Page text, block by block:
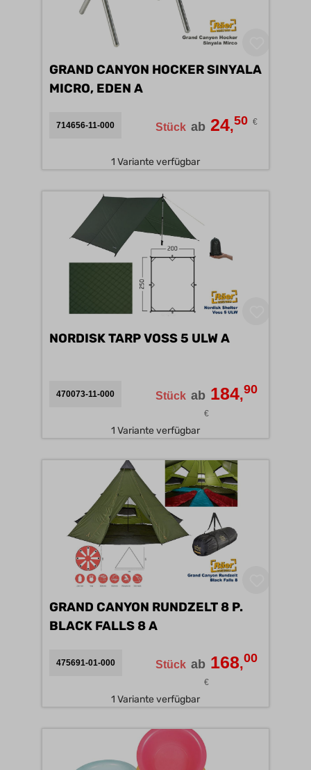
GRAND CANYON HOCKER SINYALA
MICRO, EDEN A
714656-11-000 Stück ab 24,50 €
1 Variante verfügbar
NORDISK TARP VOSS 5 ULW A
470073-11-000 Stück ab 184,90
€
1 Variante verfügbar
GRAND CANYON RUNDZELT 8 P.
BLACK FALLS 8 A
475691-01-000 Stück ab 168,00
€
1 Variante verfügbar